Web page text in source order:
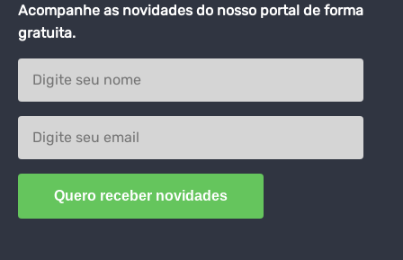
Acompanhe as novidades do nosso portal de forma
gratuita.